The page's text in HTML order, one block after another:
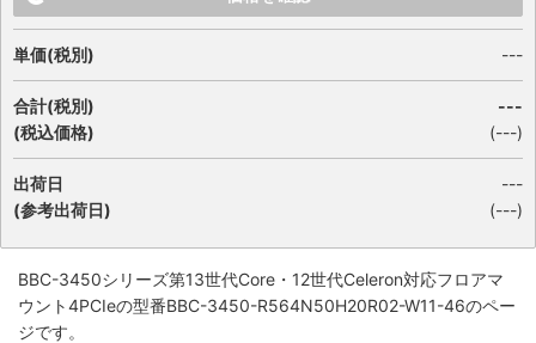
単価(税別) ---
合計(税別)
(税込価格)
---
(---)
出荷日
(参考出荷日)
---
(---)
BBC-3450シリーズ第13世代Core・12世代Celeron対応フロアマ
ウント4PCIeの型番BBC-3450-R564N50H20R02-W11-46のペー
ジです。